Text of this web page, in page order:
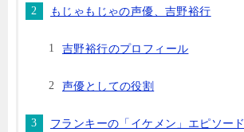
もじゃもじゃの声優、吉野裕行
吉野裕行のプロフィール
声優としての役割
フランキーの「イケメン」エピソード